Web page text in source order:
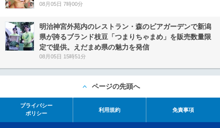
08月05日 7時00分
明治神宮外苑内のレストラン・森のビアガーデンで新潟
県が誇るブランド枝豆「つまりちゃまめ」を販売数量限
定で提供。えだまめ県の魅力を発信
08月05日 15時51分
ページの先頭へ
プライバシー
ポリシー
利用規約 免責事項